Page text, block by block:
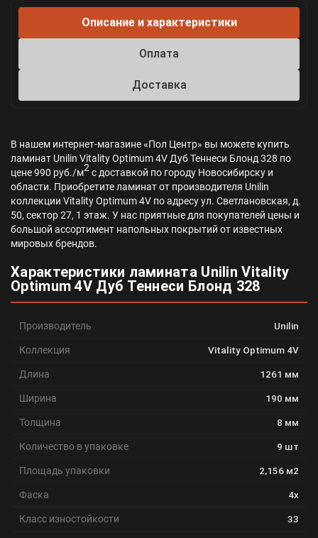
Описание и характеристики
Оплата
Доставка
В нашем интернет-магазине «Пол Центр» вы можете купить
ламинат Unilin Vitality Optimum 4V Дуб Теннеси Блонд 328 по
цене 990 руб./м2с доставкой по городу Новосибирску и
области. Приобретите ламинат от производителя Unilin
коллекции Vitality Optimum 4V по адресу ул. Светлановская, д.
50, сектор 27, 1 этаж. У нас приятные для покупателей цены и
большой ассортимент напольных покрытий от известных
мировых брендов.
Характеристики ламината Unilin Vitality
Optimum 4V Дуб Теннеси Блонд 328
Производитель Unilin
Коллекция Vitality Optimum 4V
Длина 1261 мм
Ширина 190 мм
Толщина 8 мм
Количество в упаковке 9 шт
Площадь упаковки 2,156 м2
Фаска 4x
Класс изностойкости 33